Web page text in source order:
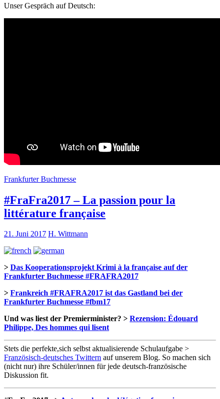
Unser Gespräch auf Deutsch:
Frankfurter Buchmesse
#FraFra2017 – La passion pour la
littérature française
21. Juni 2017 H. Wittmann
> Das Kooperationsprojekt Krimi à la française auf der
Frankfurter Buchmesse #FRAFRA2017
> Frankreich #FRAFRA2017 ist das Gastland bei der
Frankfurter Buchmesse #fbm17
Und was liest der Premierminister? > Rezension: Édouard
Philippe, Des hommes qui lisent
Stets die perfekte,sich selbst aktualisierende Schulaufgabe >
Französisch-deutsches Twittern auf unserem Blog. So machen sich
(nicht nur) ihre Schüler/innen für jede deutsch-französische
Diskussion fit.